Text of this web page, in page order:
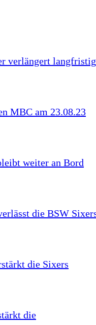
verlängert langfristig
MBC am 23.08.23
weiter an Bord
die BSW
die Sixers
die